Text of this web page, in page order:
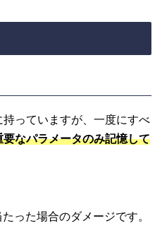
っていますが、一度にすべ
要なパラメータのみ記憶して
った場合のダメージです。